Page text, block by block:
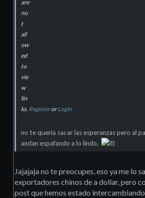
are
no
t
all
ow
ed
to
vie
w
lin
ks. RegisterorLogin
no te querí­a sacar las esperanzas pero al
andan espafando a lo lindo,
Jajajaja no te preocupes, eso ya me lo
exportadores chinos de a dollar, pero
post que hemos estado